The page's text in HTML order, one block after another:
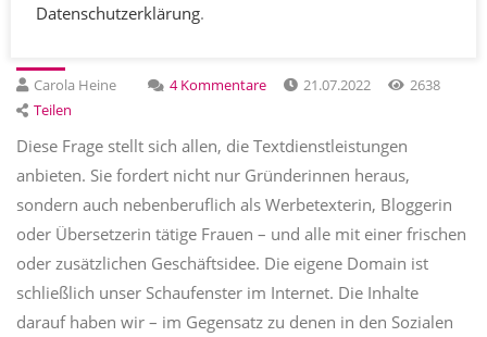
Carola Heine 4 Kommentare 21.07.2022
2638
Teilen
Diese Frage stellt sich allen, die Textdienstleistungen
anbieten. Sie fordert nicht nur Gründerinnen heraus,
sondern auch nebenberuflich als Werbetexterin, Bloggerin
oder Übersetzerin tätige Frauen – und alle mit einer frischen
oder zusätzlichen Geschäftsidee. Die eigene Domain ist
schließlich unser Schaufenster im Internet. Die Inhalte
darauf haben wir – im Gegensatz zu denen in den Sozialen
Datenschutzerklärung.